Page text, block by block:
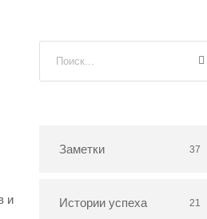
и
Заметки 37
Истории успеха 21